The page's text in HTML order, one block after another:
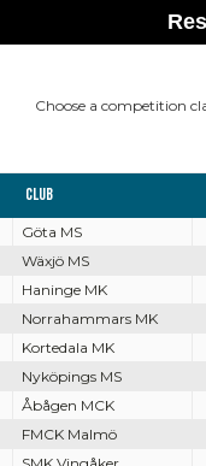
Choose a competition
Club
Göta MS
Wäxjö MS
Haninge MK
Norrahammars MK
Kortedala MK
Nyköpings MS
Åbågen MCK
FMCK Malmö